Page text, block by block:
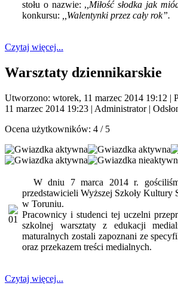
stołu o nazwie: , ,Miłość słodka jak
konkursu:
,,Walentynki przez cały rok”.
Czytaj więcej...
Warsztaty dziennikarskie
Utworzono: wtorek, 11 marzec 2014 19:12 |
11 marzec 2014 19:23 | Administrator|
Ocena użytkowników: 4 / 5
W dniu 7 marca 2014 r.
przedstawicieli Wyższej Szkoły Kultury
w Toruniu.
Pracownicy i studenci tej uczelni
szkolnej warsztaty z edukacji
maturalnych zostali zapoznani ze
oraz przekazem treści medialnych.
Czytaj więcej...